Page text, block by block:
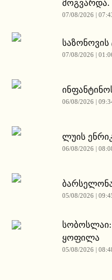
მოგვარდა.
07/08/2026 |
საზონოვის
07/08/2026 |
06/08/2026 |
ლუის
06/08/2026 |
05/08/2026 |
ყოფილა
05/08/2026 |